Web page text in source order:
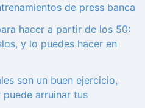
de press banca
hacer a partir de los 50:
y lo puedes hacer en
son un buen ejercicio,
arruinar tus